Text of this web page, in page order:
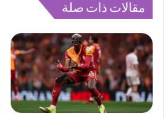
مقالات ذات صلة